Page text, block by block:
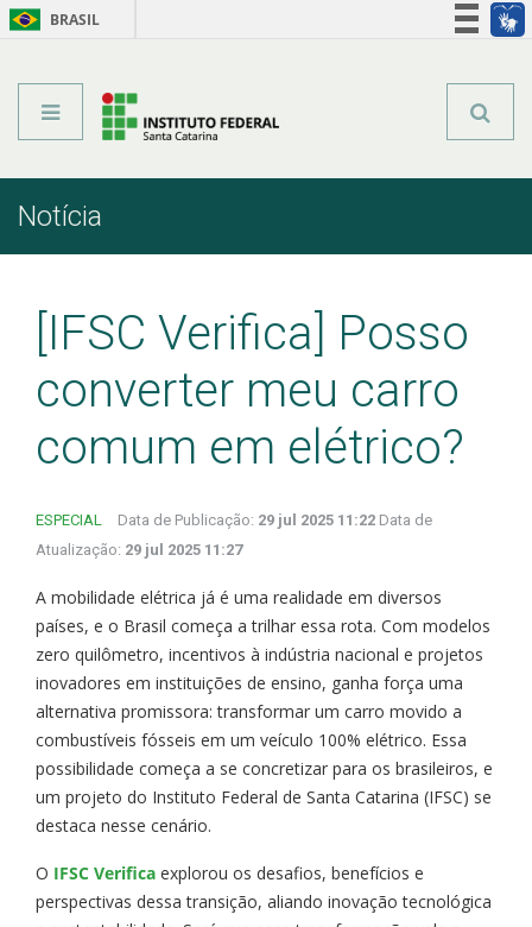
BRASIL
NotíciaInício
[IFSC Verifica] Posso
converter meu carro
comum em elétrico?
ESPECIAL Data de Publicação: 29 jul 2025 11:22 Data de
Atualização: 29 jul 2025 11:27
A mobilidade elétrica já é uma realidade em diversos
países, e o Brasil começa a trilhar essa rota. Com modelos
zero quilômetro, incentivos à indústria nacional e projetos
inovadores em instituições de ensino, ganha força uma
alternativa promissora: transformar um carro movido a
combustíveis fósseis em um veículo 100% elétrico. Essa
possibilidade começa a se concretizar para os brasileiros, e
um projeto do Instituto Federal de Santa Catarina (IFSC) se
destaca nesse cenário.
O IFSC Verifica explorou os desafios, benefícios e
perspectivas dessa transição, aliando inovação tecnológica